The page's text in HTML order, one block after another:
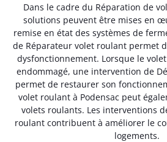
Dans le cadre du Réparation de
solutions peuvent être mises en
remise en état des systèmes de
de Réparateur volet roulant permet
dysfonctionnement. Lorsque le
endommagé, une intervention de
permet de restaurer son
volet roulant à Podensac peut
volets roulants. Les interventions
roulant contribuent à améliorer le
logements.